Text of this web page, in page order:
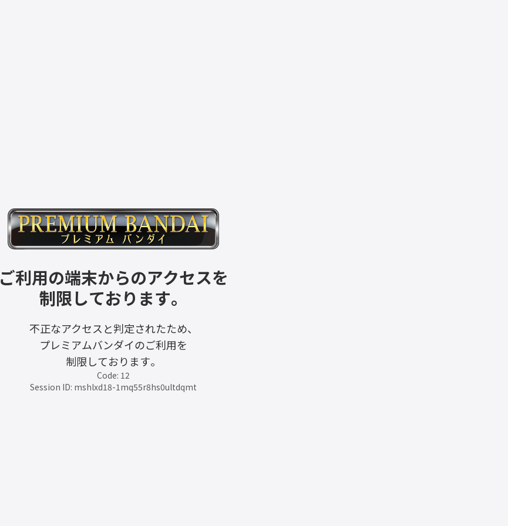
ご利用の端末からのアクセスを
制限しております。
不正なアクセスと判定されたため、
プレミアムバンダイのご利用を
制限しております。
Code: 12
Session ID: mshlxd18-1mq55r8hs0ultdqmt